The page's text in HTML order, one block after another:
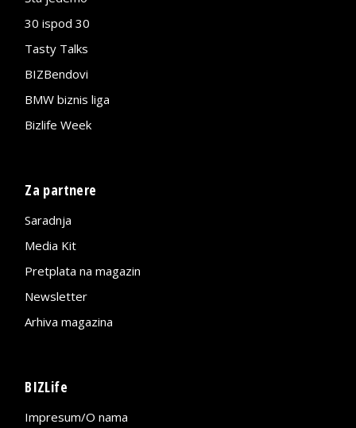
30 ispod 30
Tasty Talks
BIZBendovi
BMW biznis liga
Bizlife Week
Za partnere
Saradnja
Media Kit
Pretplata na magazin
Newsletter
Arhiva magazina
BIZLife
Impresum/O nama